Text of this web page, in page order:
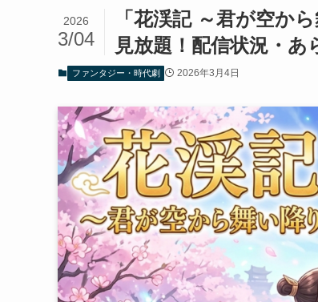
「花渓記 ～君が空か
見放題！配信状況・あ
2026
3/04
ファンタジー・時代劇 2026年3月4日